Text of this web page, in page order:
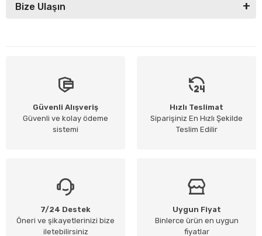
Bize Ulaşın
Güvenli Alışveriş
Güvenli ve kolay ödeme
sistemi
Hızlı Teslimat
Siparişiniz En Hızlı Şekilde
Teslim Edilir
7/24 Destek
Öneri ve şikayetlerinizi bize
iletebilirsiniz
Uygun Fiyat
Binlerce ürün en uygun
fiyatlar